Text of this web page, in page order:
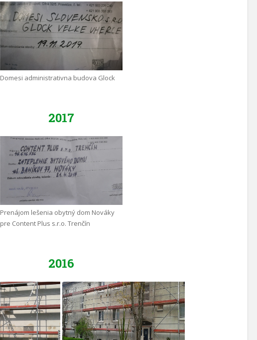
Domesi administrativna budova Glock
2017
Prenájom lešenia obytný dom Nováky
pre Content Plus s.r.o. Trenčín
2016